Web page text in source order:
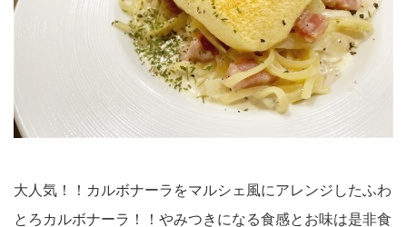
大人気！！カルボナーラをマルシェ風にアレンジしたふわ
とろカルボナーラ！！やみつきになる食感とお味は是非食